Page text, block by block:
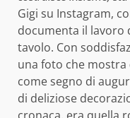
Gigi su Instagram,
documenta il lavoro
tavolo. Con
una foto che mostra
come segno di
di deliziose